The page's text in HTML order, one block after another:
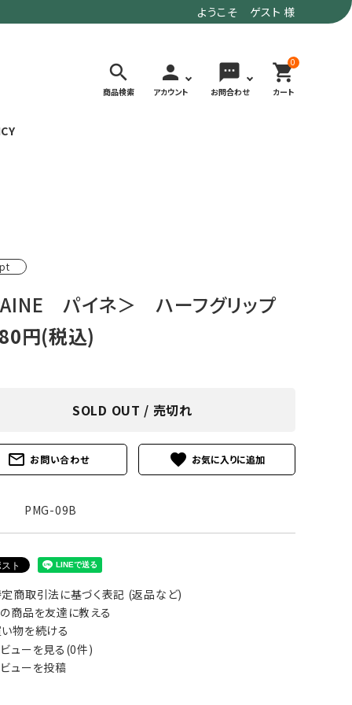
ようこそ ゲスト 様
search
商品検索
person
アカウント
sms
お問合わせ
0
shopping_cart
カート
ウェア・ギア
ヴィンテージなアイテム
ウルトラライト系
リバースポーツ
20,000円～
パイネ＞ ハーフグリップ
円(税込)
SOLD OUT / 売切れ
mail_outline お問い合わせ favorite
PMG-09B
商取引法に基づく表記 (返品など)
商品を友達に教える
い物を続ける
ビューを見る(0件)
ビューを投稿